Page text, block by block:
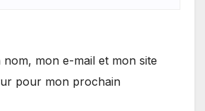
mon e-mail et mon site
pour mon prochain